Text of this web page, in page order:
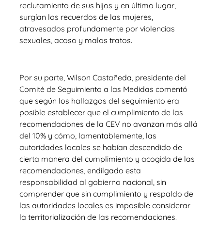
reclutamiento de sus hijos y en último lugar,
surgían los recuerdos de las mujeres,
atravesados profundamente por violencias
sexuales, acoso y malos tratos.
Por su parte, Wilson Castañeda, presidente del
Comité de Seguimiento a las Medidas comentó
que según los hallazgos del seguimiento era
posible establecer que el cumplimiento de las
recomendaciones de la CEV no avanzan más allá
del 10% y cómo, lamentablemente, las
autoridades locales se habían descendido de
cierta manera del cumplimiento y acogida de las
recomendaciones, endilgado esta
responsabilidad al gobierno nacional, sin
comprender que sin cumplimiento y respaldo de
las autoridades locales es imposible considerar
la territorialización de las recomendaciones.